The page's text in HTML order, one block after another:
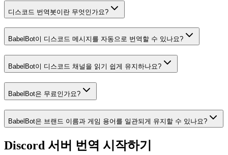
디스코드 번역봇이란 무엇인가요?
BabelBot이 디스코드 메시지를 자동으로 번역할 수 있나요?
BabelBot이 디스코드 채널을 읽기 쉽게 유지하나요?
BabelBot은 무료인가요?
BabelBot은 브랜드 이름과 게임 용어를 일관되게 유지할 수 있나요?
Discord 서버 번역 시작하기